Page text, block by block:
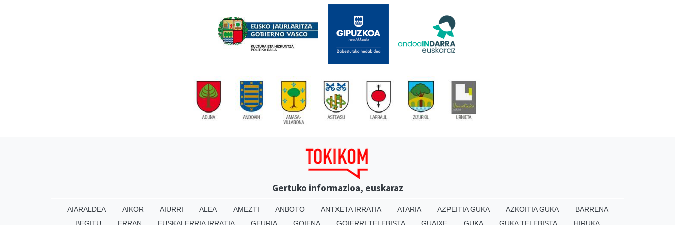
Gertuko informazioa, euskaraz
AIARALDEA AIKOR AIURRI ALEA AMEZTI ANBOTO ANTXETA IRRATIA ATARIA AZPEITIA GUKA AZKOITIA GUKA
BARRENA